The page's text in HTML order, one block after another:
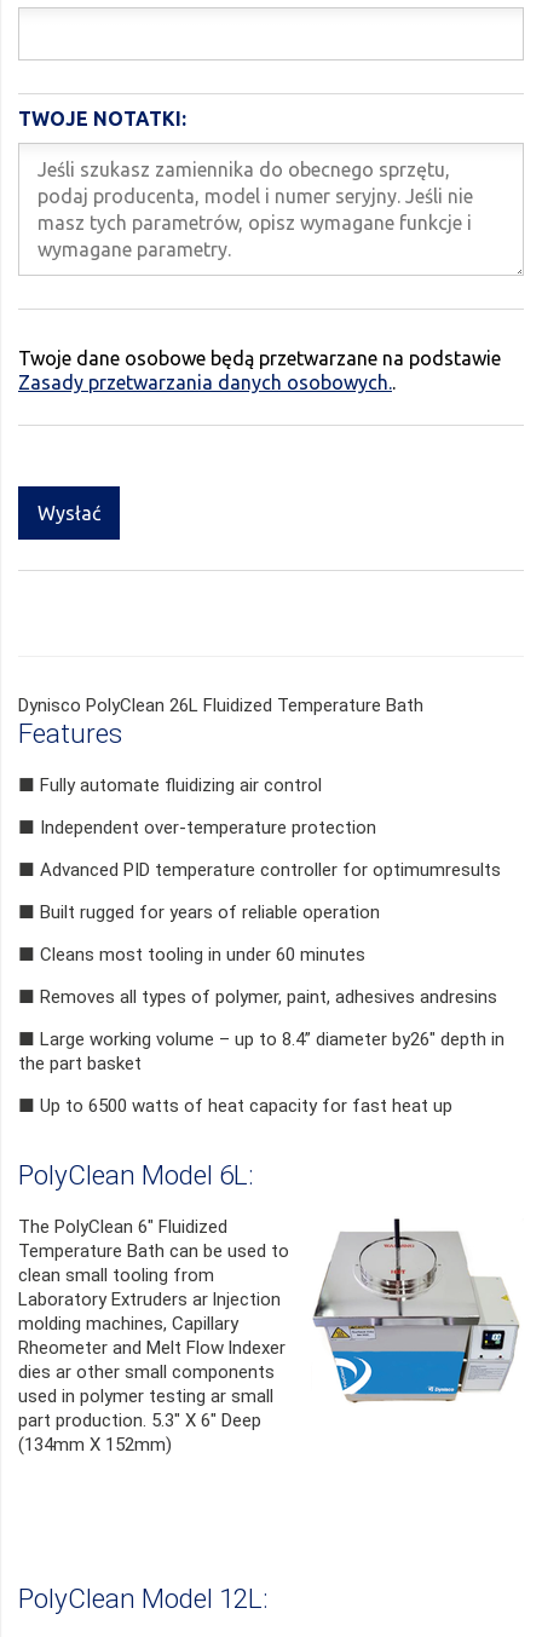
TWOJE NOTATKI:
Twoje dane osobowe będą przetwarzane na podstawie
Zasady przetwarzania danych osobowych..
Wysłać
Dynisco PolyClean 26L Fluidized Temperature Bath
Features
■ Fully automate fluidizing air control
■ Independent over-temperature protection
■ Advanced PID temperature controller for optimumresults
■ Built rugged for years of reliable operation
■ Cleans most tooling in under 60 minutes
■ Removes all types of polymer, paint, adhesives andresins
■ Large working volume – up to 8.4” diameter by26" depth in
the part basket
■ Up to 6500 watts of heat capacity for fast heat up
PolyClean Model 6L:
The PolyClean 6" Fluidized
Temperature Bath can be used to
clean small tooling from
Laboratory Extruders ar lnjection
molding machines, Capillary
Rheometer and Melt Flow lndexer
dies ar other small components
used in polymer testing ar small
part production. 5.3" X 6" Deep
(134mm X 152mm)
PolyClean Model 12L: